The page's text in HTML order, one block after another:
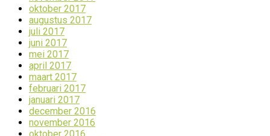
oktober 2017
augustus 2017
juli 2017
juni 2017
mei 2017
april 2017
maart 2017
februari 2017
januari 2017
december 2016
november 2016